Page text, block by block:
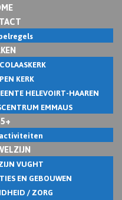
KERK
HELEVOIRT-HAAREN
EMMAUS
VUGHT
EN GEBOUWEN
/ ZORG